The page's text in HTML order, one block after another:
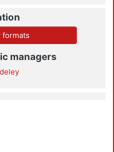
formats
managers